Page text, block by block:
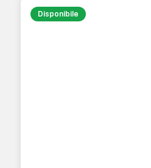
Disponibile